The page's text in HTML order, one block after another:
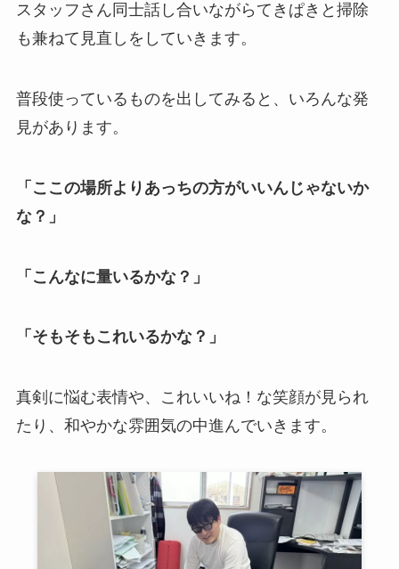
スタッフさん同士話し合いながらてきぱきと掃除
も兼ねて見直しをしていきます。
普段使っているものを出してみると、いろんな発
見があります。
「ここの場所よりあっちの方がいいんじゃないか
な？」
「こんなに量いるかな？」
「そもそもこれいるかな？」
真剣に悩む表情や、これいいね！な笑顔が見られ
たり、和やかな雰囲気の中進んでいきます。